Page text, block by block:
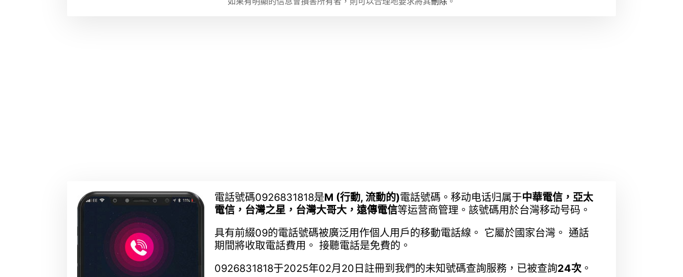
電話號碼0926831818是M (行動, 流動的)電話號碼。移动电话归属于中華電信，亞太
電信，台灣之星，台灣大哥大，遠傳電信等运营商管理。該號碼用於台灣移动号码。
具有前綴09的電話號碼被廣泛用作個人用戶的移動電話線。 它屬於國家台灣。 通話
期間將收取電話費用。 接聽電話是免費的。
0926831818于2025年02月20日註冊到我們的未知號碼查詢服務，已被查詢24次。